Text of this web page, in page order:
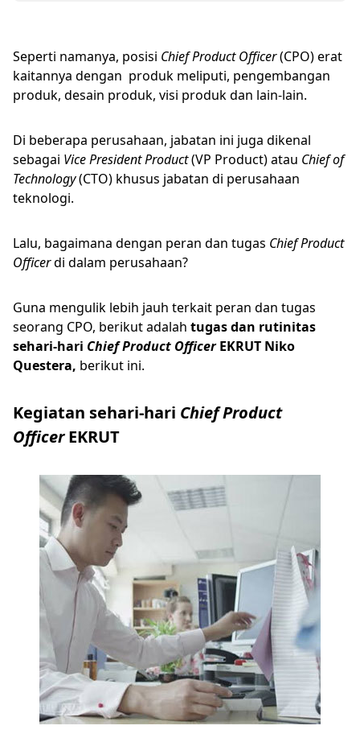
Seperti namanya, posisi Chief Product Officer(CPO) erat
kaitannya dengan produk meliputi, pengembangan
produk, desain produk, visi produk dan lain-lain.
Di beberapa perusahaan, jabatan ini juga dikenal
sebagai Vice President Product(VP Product) atau Chief of
Technology(CTO) khusus jabatan di perusahaan
teknologi.
Lalu, bagaimana dengan peran dan tugas Chief Product
Officerdi dalam perusahaan?
Guna mengulik lebih jauh terkait peran dan tugas
seorang CPO, berikut adalah tugas dan rutinitas
sehari-hari Chief Product OfficerEKRUT Niko
Questera, berikut ini.
Kegiatan sehari-hari Chief Product
OfficerEKRUT